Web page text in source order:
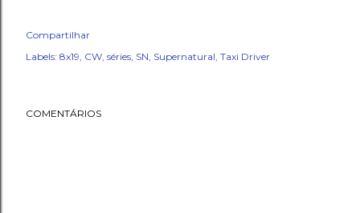
Compartilhar
Labels: 8x19 CW séries SN Supernatural Taxi Driver
COMENTÁRIOS